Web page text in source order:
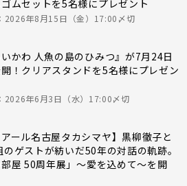
ムセットを5名様にプレゼント
2026年8月15日（金）17:00〆切
いかわ 人魚の島のひみつ』が7月24日
開！クリアスタンドを5名様にプレゼン
2026年6月3日（水）17:00〆切
アール名古屋タカシマヤ】黒柳徹子と
ゲストが紡いだ50年の対話の軌跡。
部屋 50周年展」～愛を込めて～を開